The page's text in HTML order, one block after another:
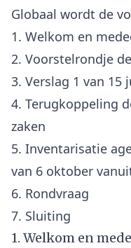
Globaal wordt de
1. Welkom en
2. Voorstelrondje
3. Verslag 1 van 15
4. Terugkoppeling
zaken
5. Inventarisatie
van 6 oktober
6. Rondvraag
1. Welkom en